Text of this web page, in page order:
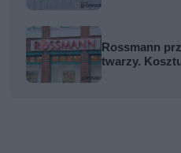
Rossmann
twarzy.